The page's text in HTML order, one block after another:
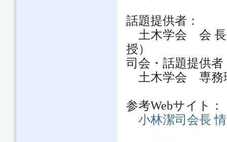
話題提供者：
土木学会 会 長
授）
司会・話題提供者
土木学会 専務
参考Webサイト：
小林潔司会長